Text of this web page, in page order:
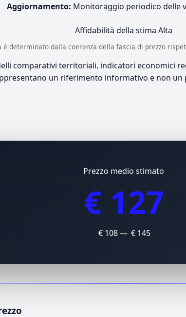
Aggiornamento: Monitoraggio periodico delle
Affidabilità della stima Alta
determinato dalla coerenza della fascia di prezzo
comparativi territoriali, indicatori economici
un riferimento informativo e non un
Prezzo medio stimato
€ 127
€ 108 — € 145